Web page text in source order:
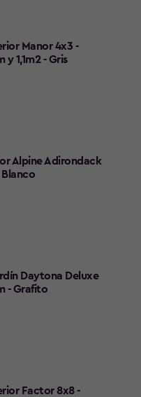
Manor 4x3 -
y 1,1m2 - Gris
Alpine Adirondack
Daytona Deluxe
- Grafito
Factor 8x8 -